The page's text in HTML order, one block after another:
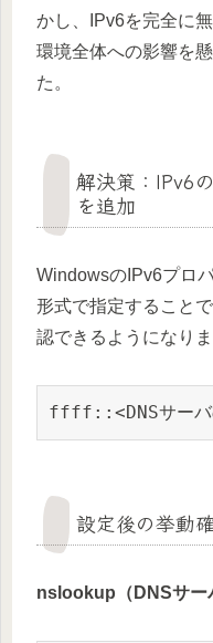
かし、IPv6を完全に
環境全体への影響を
た。
解決策：IPv6
を追加
WindowsのIPv6プロ
形式で指定すること
認できるようになりま
ffff::<DNSサーバ
設定後の挙動
nslookup（DNSサー